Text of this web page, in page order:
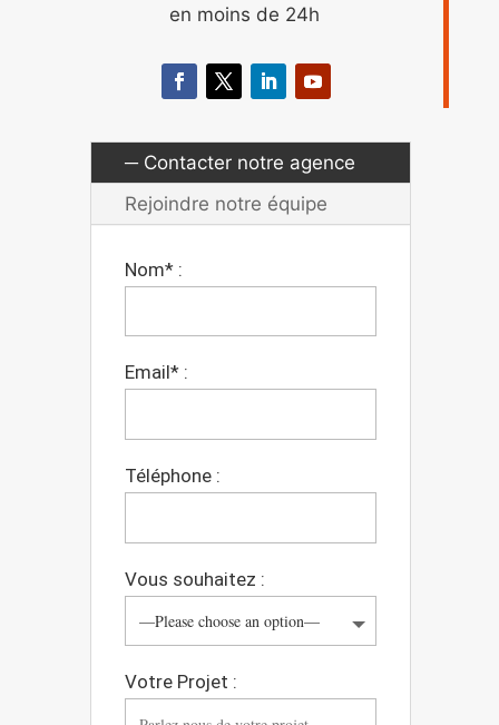
en moins de 24h
Contacter notre agence
Rejoindre notre équipe
Nom* :
Email* :
Téléphone :
Vous souhaitez :
Votre Projet :